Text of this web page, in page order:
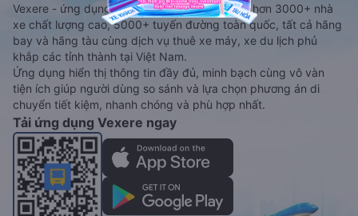
Vexere - ứng dụng đặt vé đa phương tiện với hơn 3000+ nhà
xe chất lượng cao, 5000+ tuyến đường toàn quốc, tất cả hãng
bay và hãng tàu cùng dịch vụ thuê xe máy, xe du lịch phủ
khắp các tỉnh thành tại Việt Nam.
Ứng dụng hiển thị thông tin đầy đủ, minh bạch cùng vô vàn
tiện ích giúp người dùng so sánh và lựa chọn phương án di
chuyển tiết kiệm, nhanh chóng và phù hợp nhất.
Tải ứng dụng Vexere ngay